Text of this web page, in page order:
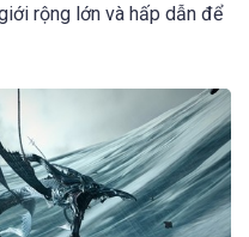
rộng lớn và hấp dẫn để